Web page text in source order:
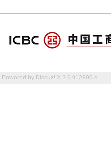
Powered by Discuz! X 2 0.012890 s